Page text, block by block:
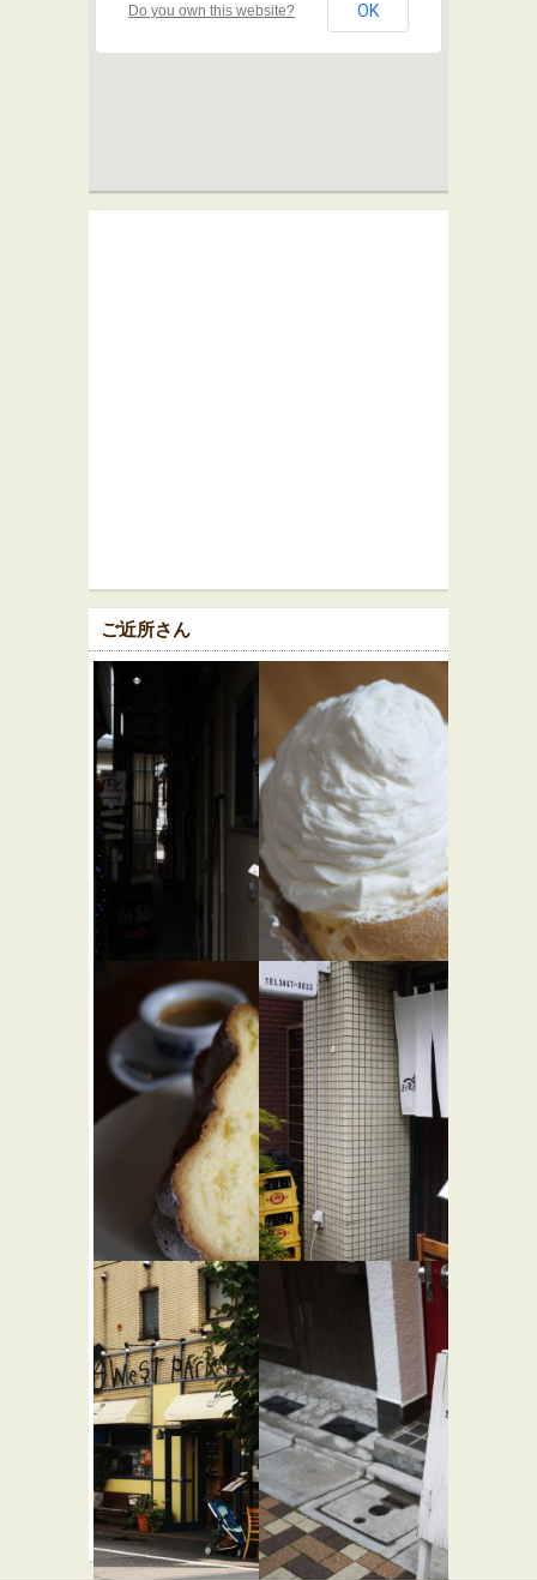
Do you own this website? OK
ご近所さん
ブラウモ
ーン Blau
Mohn
森の朝 ★☆☆
スイーツ
ル カフェ
デュ ボン
ボン ★★☆
カフェ・喫茶店
スイーツ
まるなべ
一新 ★★☆
和食